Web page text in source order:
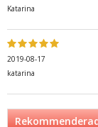
Katarina
2019-08-17
katarina